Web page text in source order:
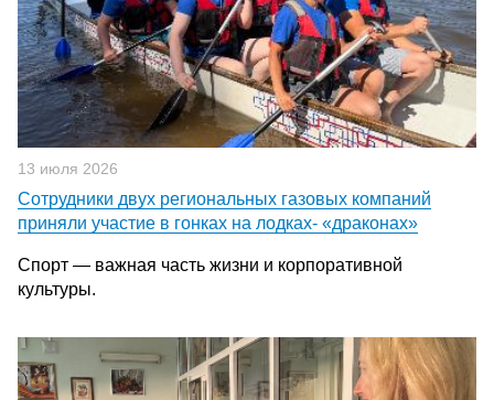
13 июля 2026
Сотрудники двух региональных газовых компаний
приняли участие в гонках на лодках‑ «драконах»
Спорт — важная часть жизни и корпоративной
культуры.